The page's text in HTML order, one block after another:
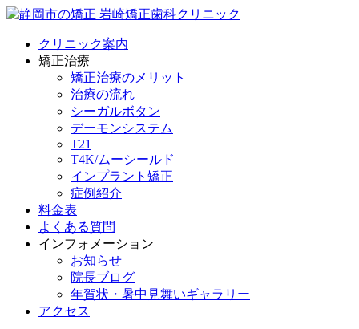
クリニック案内
矯正治療
矯正治療のメリット
治療の流れ
シーガルボタン
デーモンシステム
T21
T4K/ムーシールド
インプラント矯正
症例紹介
料金表
よくある質問
インフォメーション
お知らせ
院長ブログ
年賀状・暑中見舞いギャラリー
アクセス